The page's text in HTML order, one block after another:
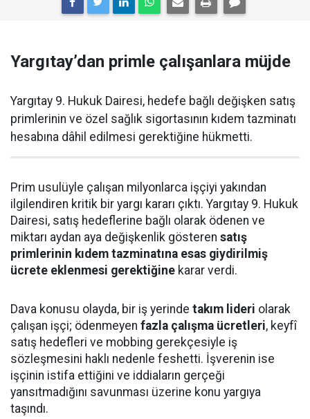
Yargıtay’dan primle çalışanlara müjde
Yargıtay 9. Hukuk Dairesi, hedefe bağlı değişken satış
primlerinin ve özel sağlık sigortasının kıdem tazminatı
hesabına dâhil edilmesi gerektiğine hükmetti.
Prim usulüyle çalışan milyonlarca işçiyi yakından
ilgilendiren kritik bir yargı kararı çıktı. Yargıtay 9. Hukuk
Dairesi, satış hedeflerine bağlı olarak ödenen ve
miktarı aydan aya değişkenlik gösteren satış
primlerinin kıdem tazminatına esas giydirilmiş
ücrete eklenmesi gerektiğine karar verdi.
Dava konusu olayda, bir iş yerinde takım lideri olarak
çalışan işçi; ödenmeyen fazla çalışma ücretleri, keyfî
satış hedefleri ve mobbing gerekçesiyle iş
sözleşmesini haklı nedenle feshetti. İşverenin ise
işçinin istifa ettiğini ve iddiaların gerçeği
yansıtmadığını savunması üzerine konu yargıya
taşındı.